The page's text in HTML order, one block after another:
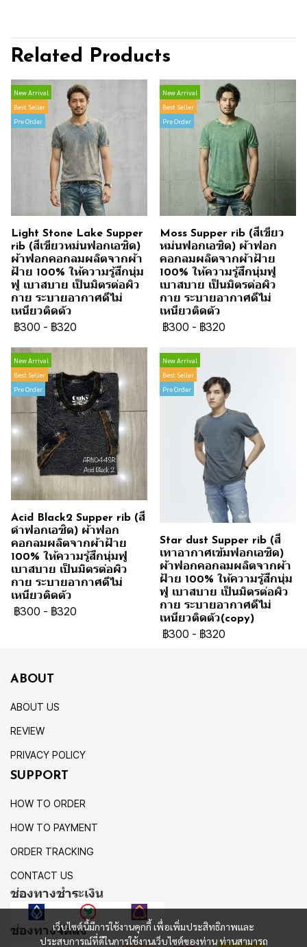
Related Products
New Arrival
Best Seller
Pre Order
Light Stone Lake Supper
rib (สีเขียวหม่นฟอกเอซิด)
ผ้าฟอกคอกลมผลิตจากผ้า
ฝ้าย 100% ให้ความรู้สึกนุ่ม
ฟู เบาสบาย เป็นมิตรต่อผิว
กาย ระบายอากาศดีไม่
เหนียวติดตัว
฿300 - ฿320
New Arrival
Best Seller
Pre Order
Moss Supper rib (สีเขียว
หม่นฟอกเอซิด) ผ้าฟอก
คอกลมผลิตจากผ้าฝ้าย
100% ให้ความรู้สึกนุ่มฟู
เบาสบาย เป็นมิตรต่อผิว
กาย ระบายอากาศดีไม่
เหนียวติดตัว
฿300 - ฿320
New Arrival
Best Seller
Pre Order
Acid Black2 Supper rib (สี
ดำฟอกเอซิด) ผ้าฟอก
คอกลมผลิตจากผ้าฝ้าย
100% ให้ความรู้สึกนุ่มฟู
เบาสบาย เป็นมิตรต่อผิว
กาย ระบายอากาศดีไม่
เหนียวติดตัว
฿300 - ฿320
New Arrival
Best Seller
Pre Order
Star dust Supper rib (สี
เทาอากาศเข้มฟอกเอซิด)
ผ้าฟอกคอกลมผลิตจากผ้า
ฝ้าย 100% ให้ความรู้สึกนุ่ม
ฟู เบาสบาย เป็นมิตรต่อผิว
กาย ระบายอากาศดีไม่
เหนียวติดตัว(copy)
฿300 - ฿320
เว็บไซต์นี้มีการใช้งานคุกกี้ เพื่อเพิ่มประสิทธิภาพและ
ประสบการณ์ที่ดีในการใช้งานเว็บไซต์ของท่าน ท่านสามารถ
ABOUT
ABOUT US
REVIEW
PRIVACY POLICY
SUPPORT
HOW TO ORDER
HOW TO PAYMENT
ORDER TRACKING
CONTACT US
ช่องทางชำระเงิน
ช่องทางจัดส่ง